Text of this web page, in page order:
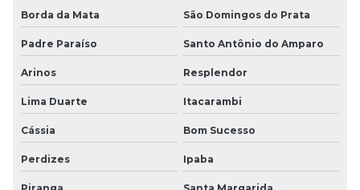
Borda da Mata São Domingos do Prata
Padre Paraíso Santo Antônio do Amparo
Arinos Resplendor
Lima Duarte Itacarambi
Cássia Bom Sucesso
Perdizes Ipaba